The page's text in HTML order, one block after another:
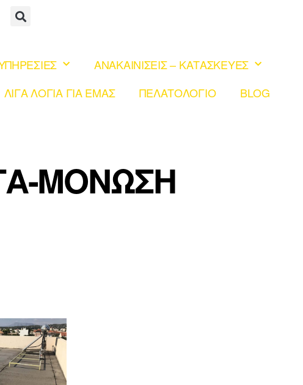
ΑΝΑΚΑΙΝΙΣΕΙΣ – ΚΑΤΑΣΚΕΥΕΣ
ΛΙΓΑ ΛΟΓΙΑ ΓΙΑ ΕΜΑΣ ΠΕΛΑΤΟΛΟΓΙΟ BLOG
ΜΟΝΩΣΗ